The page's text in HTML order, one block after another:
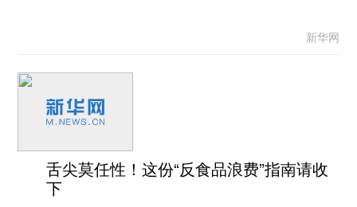
新华网
舌尖莫任性！这份“反食品浪费”指南请收
下